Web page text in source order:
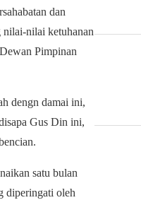
dan
nilai-nilai ketuhanan
Pimpinan
dengn damai ini,
Gus Din ini,
satu bulan
diperingati oleh